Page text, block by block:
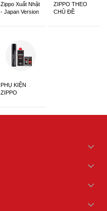
Zippo Xuất Nhật
- Japan Version
ZIPPO THEO
CHỦ ĐỀ
PHỤ KIỆN
ZIPPO